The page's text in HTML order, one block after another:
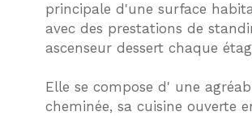
principale d'une surface
avec des prestations de
ascenseur dessert chaque
Elle se compose d' une
cheminée, sa cuisine ouverte